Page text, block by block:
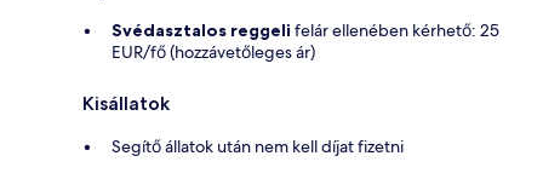
Svédasztalos reggeli felár ellenében kérhető: 25
EUR/fő (hozzávetőleges ár)
Kisállatok
Segítő állatok után nem kell díjat fizetni